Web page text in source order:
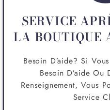
SERVICE
LA BOUTIQUE
Besoin D’aide? Si
Besoin D’aide Ou
Renseignement, Vous
Service